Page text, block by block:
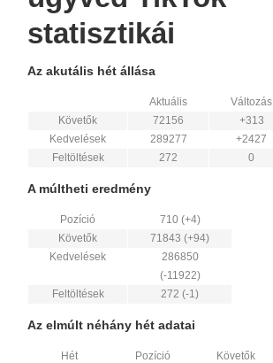
statisztikái
Az akutális hét állása
Aktuális Változás
Követők
72156 +313
Kedvelések
289277 +2427
Feltöltések
272 0
A múltheti eredmény
Pozíció
710 (+4)
Követők
71843 (+94)
Kedvelések
286850
(-11922)
Feltöltések
272 (-1)
Az elmúlt néhány hét adatai
Hét Pozíció Követők